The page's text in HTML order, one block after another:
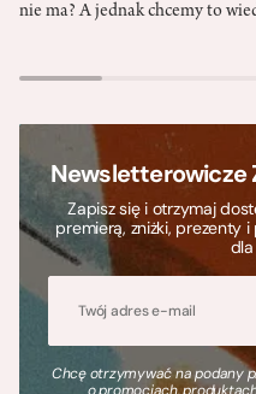
nie ma? A jednak chcemy to
Newsletterowicze
Zapisz się i otrzymaj
premierą, zniżki, prezenty
Chcę otrzymywać na podany